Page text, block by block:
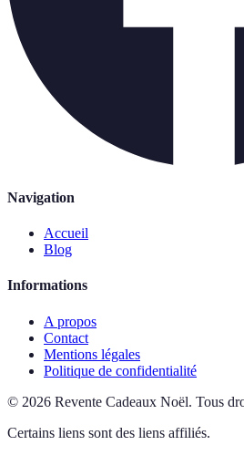
Navigation
Accueil
Blog
Informations
A propos
Contact
Mentions légales
Politique de confidentialité
© 2026 Revente Cadeaux Noël. Tous
Certains liens sont des liens affiliés.